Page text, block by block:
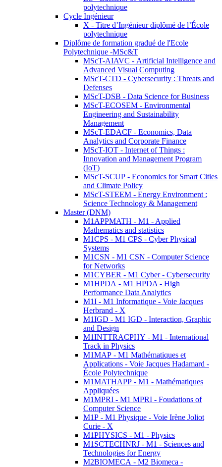
polytechnique
Cycle Ingénieur
X - Titre d’Ingénieur diplômé de l’École
polytechnique
Diplôme de formation gradué de l'Ecole
Polytechnique -MSc&T
MScT-AIAVC - Artificial Intelligence and
Advanced Visual Computing
MScT-CTD - Cybersecurity : Threats and
Defenses
MScT-DSB - Data Science for Business
MScT-ECOSEM - Environmental
Engineering and Sustainability
Management
MScT-EDACF - Economics, Data
Analytics and Corporate Finance
MScT-IOT - Internet of Things :
Innovation and Management Program
(IoT)
MScT-SCUP - Economics for Smart Cities
and Climate Policy
MScT-STEEM - Energy Environment :
Science Technology & Management
Master (DNM)
M1APPMATH - M1 - Applied
Mathematics and statistics
M1CPS - M1 CPS - Cyber Physical
Systems
M1CSN - M1 CSN - Computer Science
for Networks
M1CYBER - M1 Cyber - Cybersecurity
M1HPDA - M1 HPDA - High
Performance Data Analytics
M1I - M1 Informatique - Voie Jacques
Herbrand - X
M1IGD - M1 IGD - Interaction, Graphic
and Design
M1INTTRACPHY - M1 - International
Track in Physics
M1MAP - M1 Mathématiques et
Applications - Voie Jacques Hadamard -
École Polytechnique
M1MATHAPP - M1 - Mathématiques
Appliquées
M1MPRI - M1 MPRI - Foudations of
Computer Science
M1P - M1 Physique - Voie Irène Joliot
Curie - X
M1PHYSICS - M1 - Physics
M1SCTECHNRJ - M1 - Sciences and
Technologies for Energy
M2BIOMECA - M2 Biomeca -